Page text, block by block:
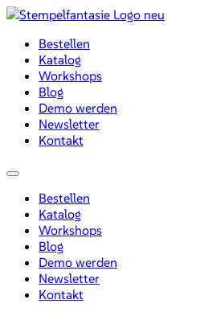
Zum
wechselnBestellen
Katalog
Workshops
Blog
Demo werden
Newsletter
Kontakt
Menü
Bestellen
Katalog
Workshops
Blog
Demo werden
Newsletter
Kontakt